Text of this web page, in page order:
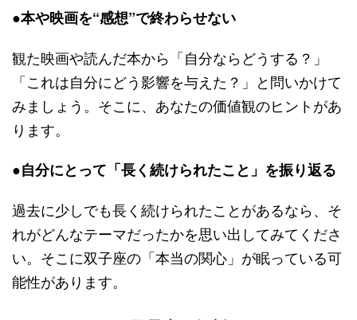
●本や映画を“感想”で終わらせない
観た映画や読んだ本から「自分ならどうする？」
「これは自分にどう影響を与えた？」と問いかけて
みましょう。そこに、あなたの価値観のヒントがあ
ります。
●自分にとって「長く続けられたこと」を振り返る
過去に少しでも長く続けられたことがあるなら、そ
れがどんなテーマだったかを思い出してみてくださ
い。そこに双子座の「本当の関心」が眠っている可
能性があります。